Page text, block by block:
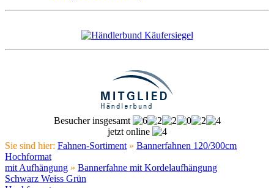
Besucher insgesamt
jetzt online
Sie sind hier: Fahnen-Sortiment » Bannerfahnen 120/300cm
Hochformat
mit Aufhängung » Bannerfahne mit Kordelaufhängung
Schwarz Weiss Grün